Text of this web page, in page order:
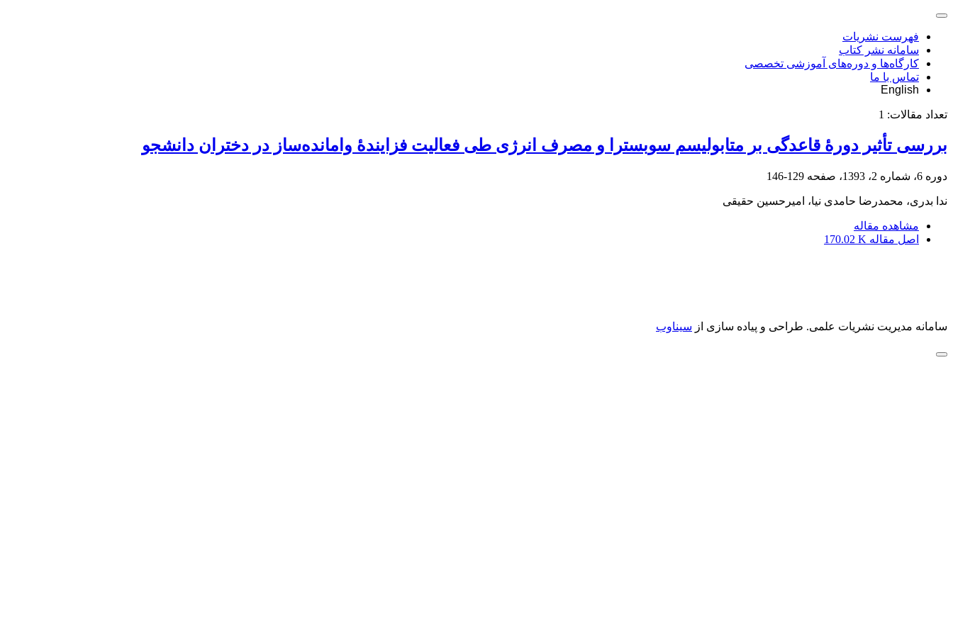
فهرست نشریات
سامانه نشر کتاب
کارگاه‌ها و دوره‌های آموزشی تخصصی
تماس با ما
English
تعداد مقالات: 1
بررسی تأثیر دورۀ قاعدگی بر متابولیسم سوبسترا و مصرف انرژی طی فعالیت فزایندۀ وامانده‌ساز در دختران دانشجو
دوره 6، شماره 2، 1393، صفحه 129-146
ندا بدری، محمدرضا حامدی نیا، امیرحسین حقیقی
مشاهده مقاله
اصل مقاله 170.02 K
سامانه مدیریت نشریات علمی. طراحی و پیاده سازی از سیناوب